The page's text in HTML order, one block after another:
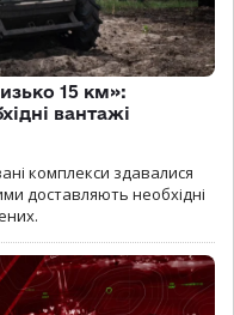
15 км»:
вантажі
комплекси здавалися
доставляють необхідні